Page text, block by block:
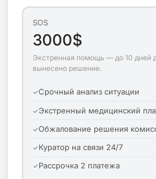
SOS
3000$
Экстренная помощь — до 10 дней
вынесено решение.
Срочный анализ ситуации
Экстренный медицинский
Обжалование решения
Куратор на связи 24/7
Рассрочка 2 платежа